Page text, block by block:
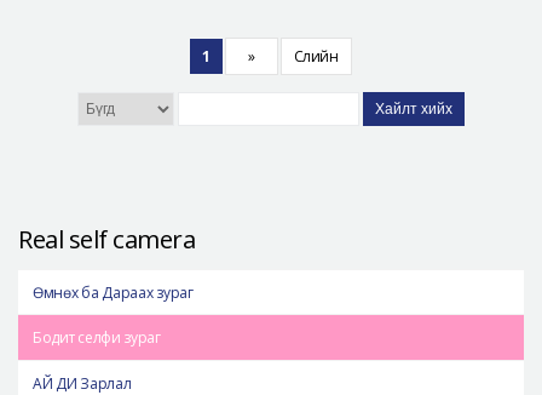
1 » Сүүлийн
Хайлт хийх
Real self camera
Өмнөх ба Дараах зураг
Бодит селфи зураг
АЙ ДИ Зарлал